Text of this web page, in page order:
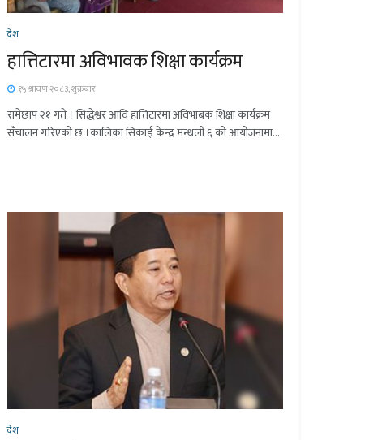
देश
हात्तिटारमा अविभावक शिक्षा कार्यक्रम
१५ श्रावण २०८३, शुक्रबार
रामेछाप २१ गते । सिद्धेश्वर आवि हात्तिटारमा अविभाबक शिक्षा कार्यक्रम
सँचालन गरिएको छ ।कालिका सिकाई केन्द्र मन्थली ६ को आयोजनामा...
देश